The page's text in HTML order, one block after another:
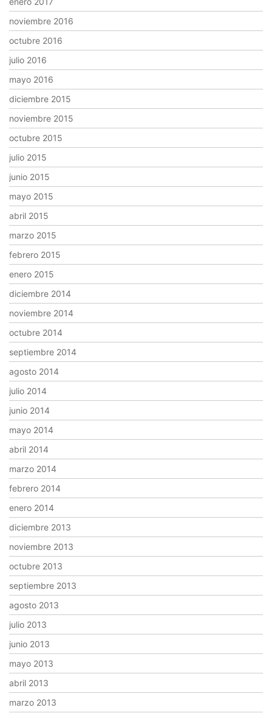
noviembre 2016
octubre 2016
julio 2016
mayo 2016
diciembre 2015
noviembre 2015
octubre 2015
julio 2015
junio 2015
mayo 2015
abril 2015
marzo 2015
febrero 2015
enero 2015
diciembre 2014
noviembre 2014
octubre 2014
septiembre 2014
agosto 2014
julio 2014
junio 2014
mayo 2014
abril 2014
marzo 2014
febrero 2014
enero 2014
diciembre 2013
noviembre 2013
octubre 2013
septiembre 2013
agosto 2013
julio 2013
junio 2013
mayo 2013
abril 2013
marzo 2013